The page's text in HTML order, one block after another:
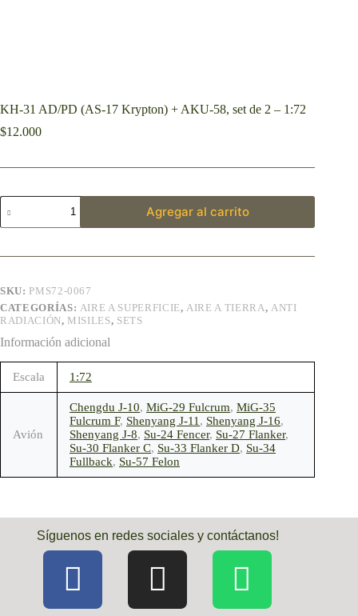
KH-31 AD/PD (AS-17 Krypton) + AKU-58, set de 2 – 1:72
$12.000
Agregar al carrito
SKU: PMS72-0067
CATEGORÍAS: AIRE A SUPERFICIE, AIRE A TIERRA, ANTI
RADIACIÓN, MISILES, SETS
Información adicional
Escala 1:72
Avión
Chengdu J-10, MiG-29 Fulcrum, MiG-35
Fulcrum F, Shenyang J-11 , Shenyang J-16,
Shenyang J-8, Su-24 Fencer, Su-27 Flanker,
Su-30 Flanker C, Su-33 Flanker D, Su-34
Fullback, Su-57 Felon
Síguenos en redes sociales y contáctanos!